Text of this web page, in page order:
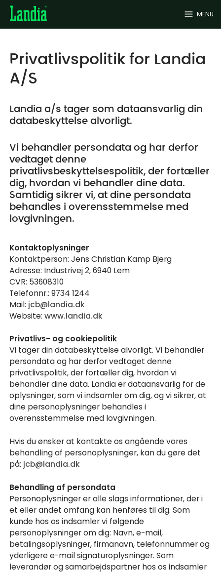
menu MENU
Privatlivspolitik for Landia
A/S
Landia a/s tager som dataansvarlig din
databeskyttelse alvorligt.
Vi behandler persondata og har derfor
vedtaget denne
privatlivsbeskyttelsespolitik, der fortæller
dig, hvordan vi behandler dine data.
Samtidig sikrer vi, at dine persondata
behandles i overensstemmelse med
lovgivningen.
Kontaktoplysninger
Kontaktperson: Jens Christian Kamp Bjerg
Adresse: Industrivej 2, 6940 Lem
CVR: 53608310
Telefonnr.: 9734 1244
Mail: jcb@landia.dk
Website:www.landia.dk
Privatlivs- og cookiepolitik
Vi tager din databeskyttelse alvorligt. Vi behandler
persondata og har derfor vedtaget denne
privatlivspolitik, der fortæller dig, hvordan vi
behandler dine data. Landia er dataansvarlig for de
oplysninger, som vi indsamler om dig, og vi sikrer, at
dine personoplysninger behandles i
overensstemmelse med lovgivningen.
Hvis du ønsker at kontakte os angående vores
behandling af personoplysninger, kan du gøre det
på: jcb@landia.dk
Behandling af persondata
Personoplysninger er alle slags informationer, der i
et eller andet omfang kan henføres til dig. Som
kunde hos os indsamler vi følgende
personoplysninger om dig: Navn, e-mail,
betalingsoplysninger, firmanavn, telefonnummer og
yderligere e-mail signaturoplysninger. Som
leverandør og samarbejdspartner hos os indsamler